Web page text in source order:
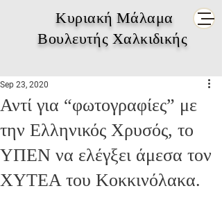
Κυριακή Μάλαμα
Βουλευτής Χαλκιδικής
Αντί για “φωτογραφίες” με
την Ελληνικός Χρυσός, το
ΥΠΕΝ να ελέγξει άμεσα τον
ΧΥΤΕΑ του Κοκκινόλακα.
Sep 23, 2020